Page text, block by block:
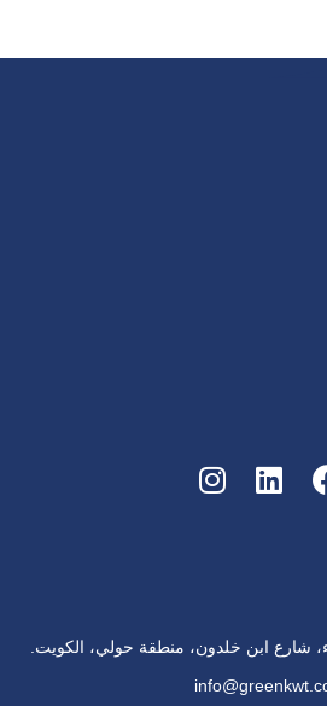
شارع ابن خلدون، منطقة حولي، الكويت.